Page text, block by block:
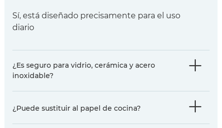
Sí, está diseñado precisamente para el uso
diario
¿Es seguro para vidrio, cerámica y acero
inoxidable?
¿Puede sustituir al papel de cocina?